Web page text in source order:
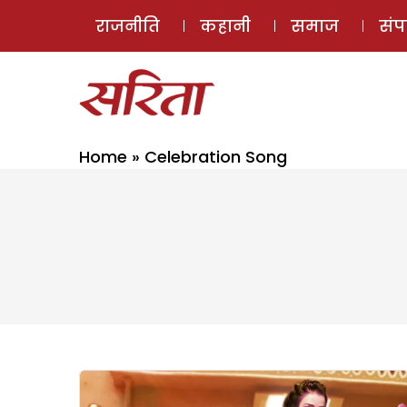
राजनीति कहानी समाज
Home » Celebration Song